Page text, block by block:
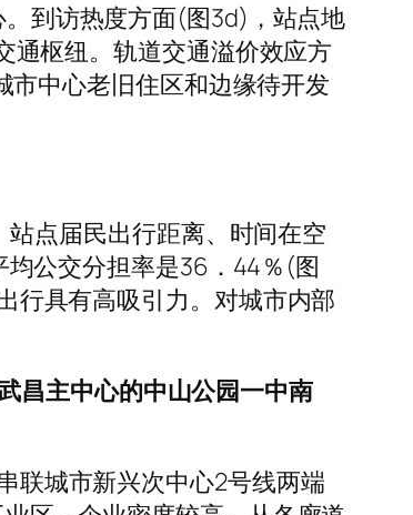
到访热度方面(图3d)，站点地
通枢纽。轨道交通溢价效应方
中心老旧住区和边缘待开发
点届民出行距离、时间在空
公交分担率是36．44％(图
行具有高吸引力。对城市内部
昌主中心的中山公园一中南
联城市新兴次中心2号线两端